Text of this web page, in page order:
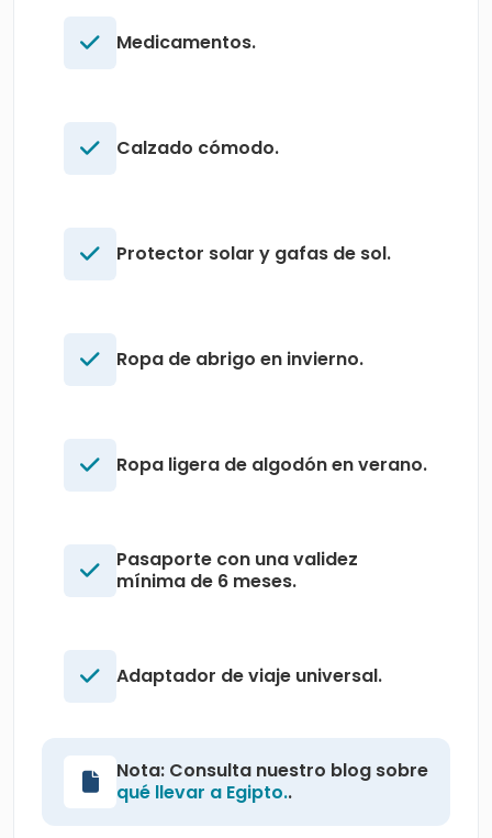
Medicamentos.
Calzado cómodo.
Protector solar y gafas de sol.
Ropa de abrigo en invierno.
Ropa ligera de algodón en verano.
Pasaporte con una validez
mínima de 6 meses.
Adaptador de viaje universal.
Nota: Consulta nuestro blog sobre
qué llevar a Egipto..